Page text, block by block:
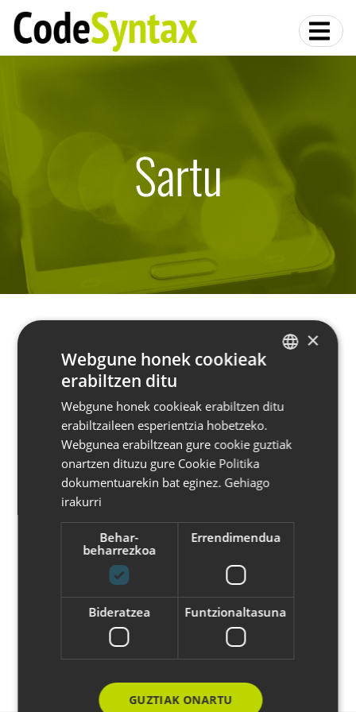
Sartu
Erabiltzaile-izena
Pasahitza
Saioa hasi
Arazoak webgunean sartzerakoan?Laguntza
SPANISH
ENGLISH
×
Webgune honek cookieak
erabiltzen ditu
Webgune honek cookieak erabiltzen ditu
erabiltzaileen esperientzia hobetzeko.
Webgunea erabiltzean gure cookie guztiak
onartzen dituzu gure Cookie Politika
dokumentuarekin bat eginez. Gehiago
irakurri
Behar-
beharrezkoa
Errendimendua
Bideratzea Funtzionaltasuna
GUZTIAK ONARTU